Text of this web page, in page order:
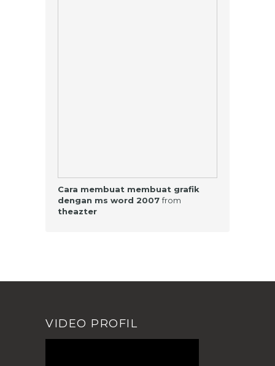
Cara membuat membuat grafik
dengan ms word 2007 from
theazter
VIDEO PROFIL